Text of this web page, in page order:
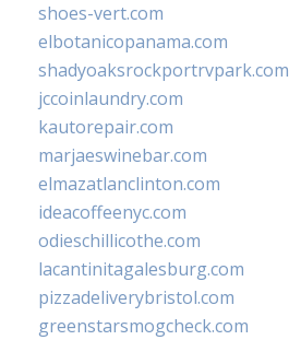
shoes-vert.com
elbotanicopanama.com
shadyoaksrockportrvpark.com
jccoinlaundry.com
kautorepair.com
marjaeswinebar.com
elmazatlanclinton.com
ideacoffeenyc.com
odieschillicothe.com
lacantinitagalesburg.com
pizzadeliverybristol.com
greenstarsmogcheck.com